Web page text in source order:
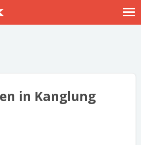
Help
in Kanglung